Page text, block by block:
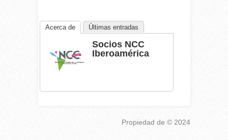
Acerca de Últimas entradas
Socios NCC
Iberoamérica
Propiedad de © 2024